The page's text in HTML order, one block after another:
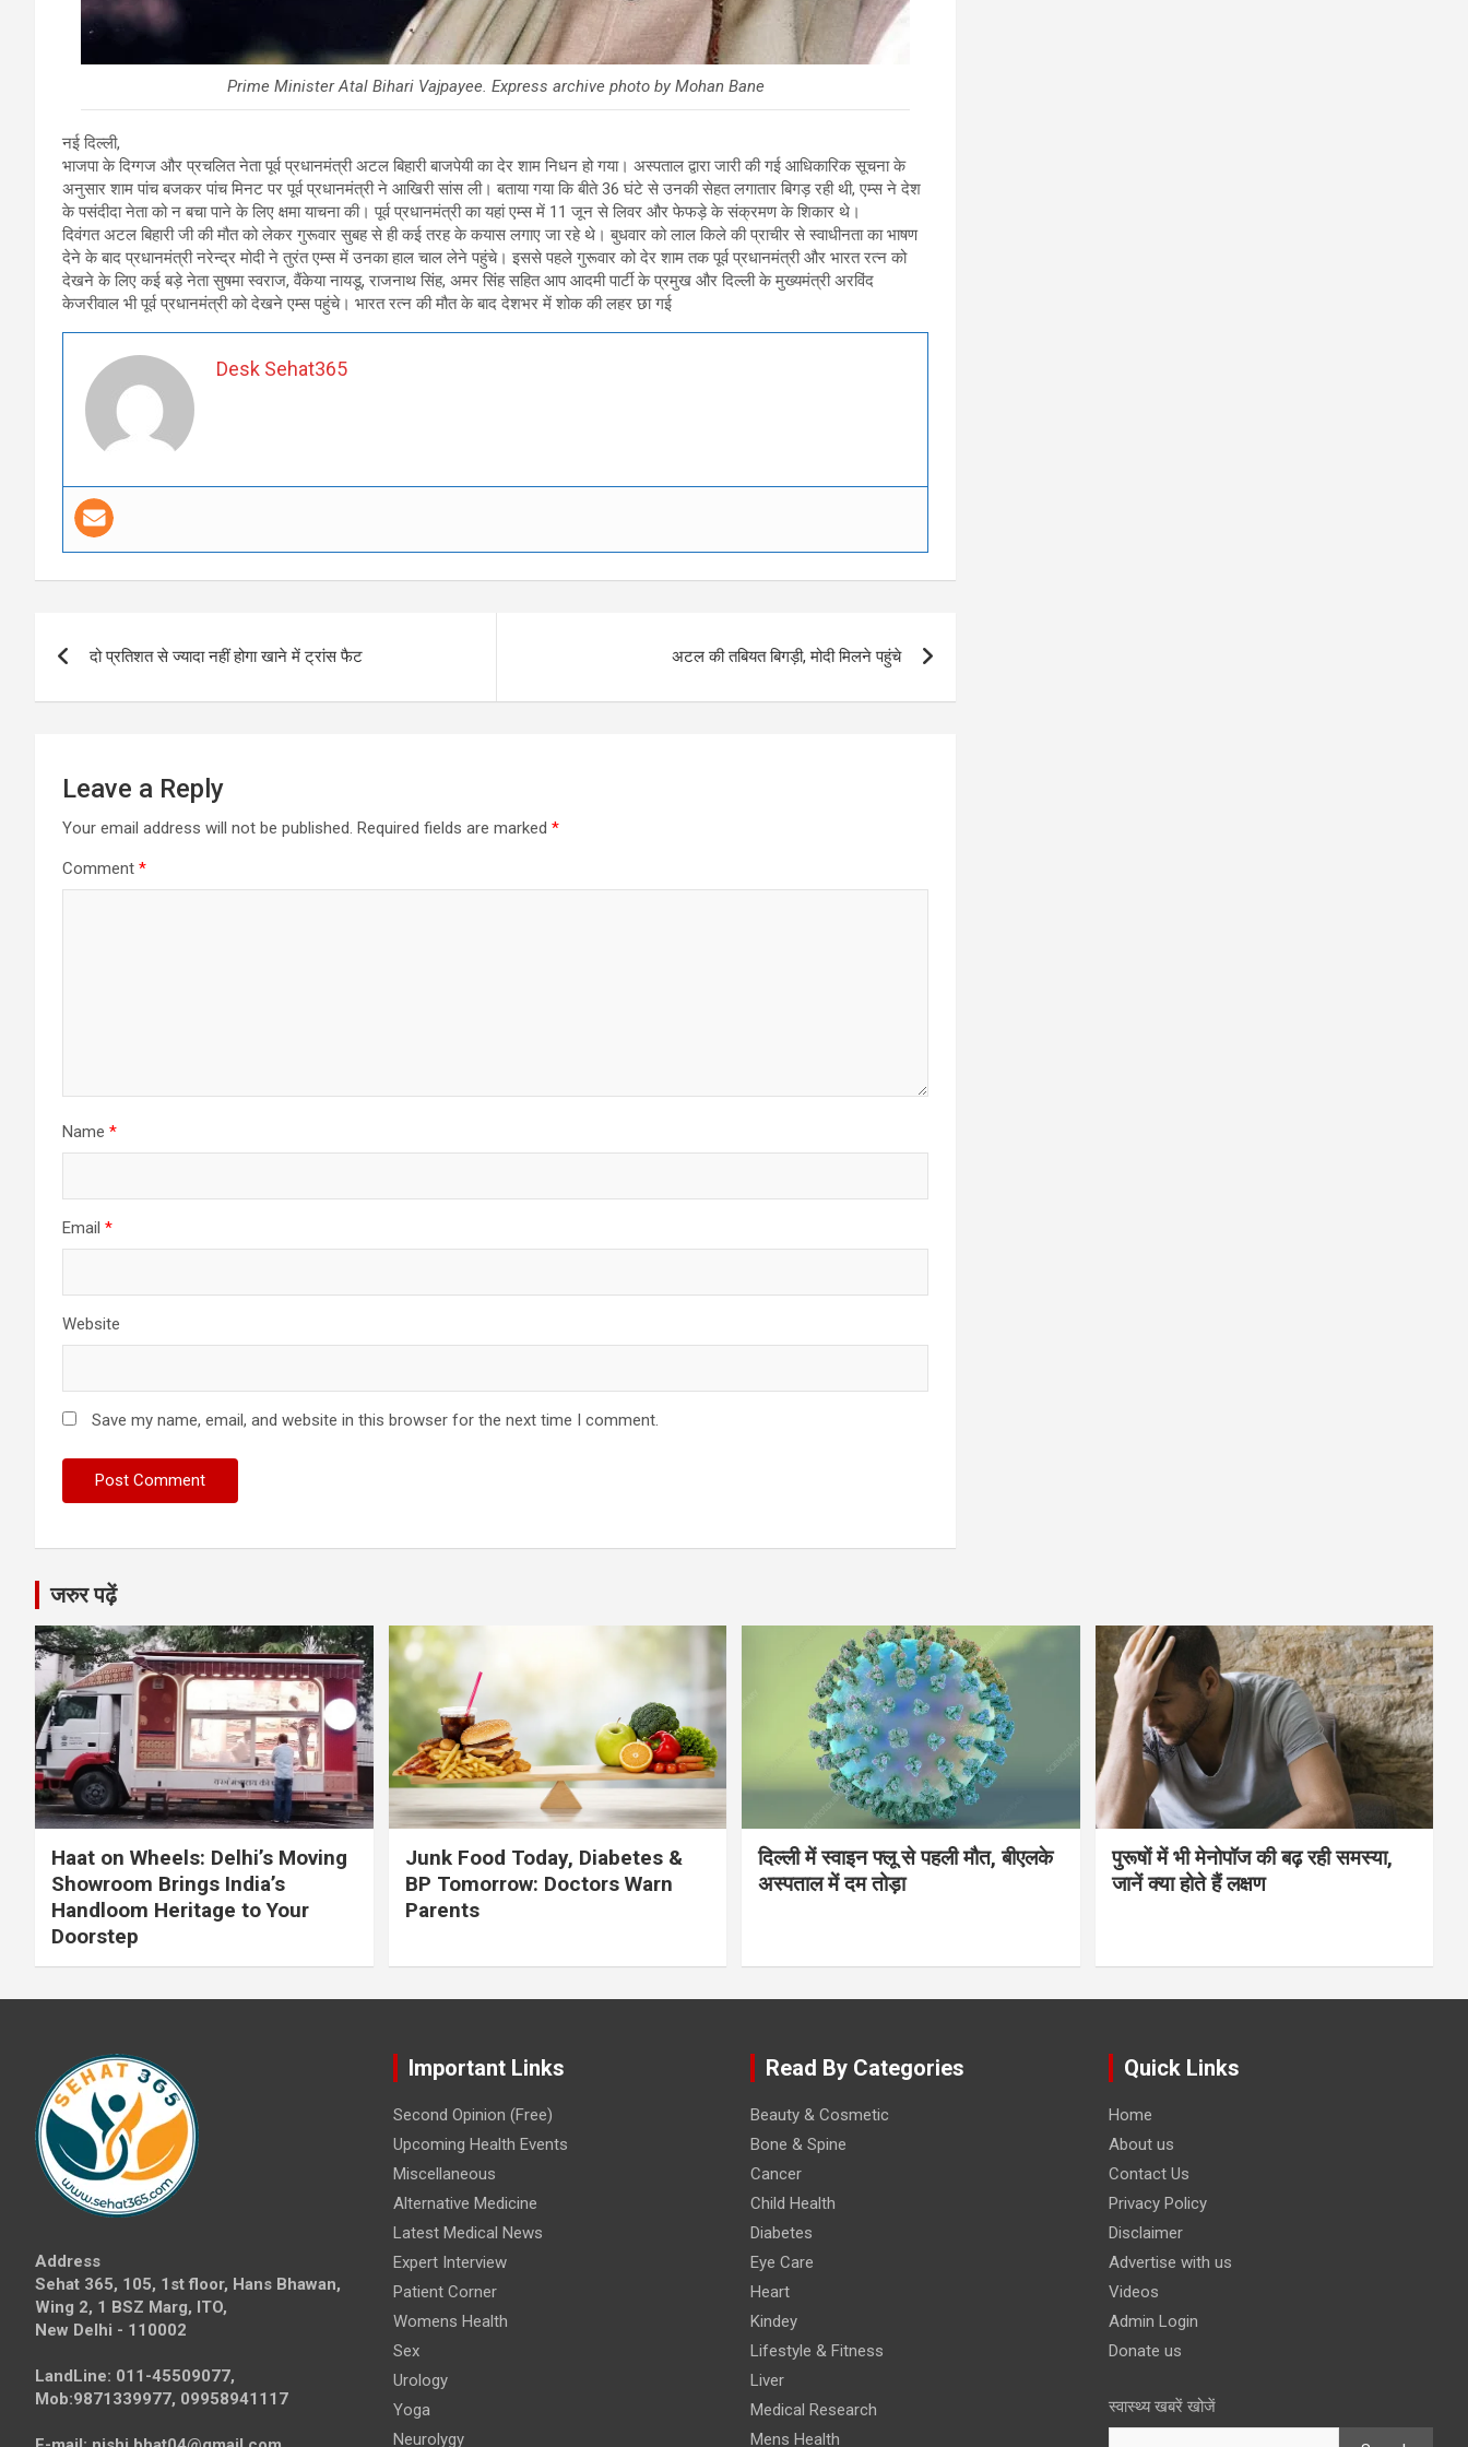
Prime Minister Atal Bihari Vajpayee. Express archive photo by Mohan Bane
नई दिल्ली,
भाजपा के दिग्गज और प्रचलित नेता पूर्व प्रधानमंत्री अटल बिहारी बाजपेयी का देर शाम निधन हो गया। अस्पताल द्वारा जारी की गई आधिकारिक सूचना के
अनुसार शाम पांच बजकर पांच मिनट पर पूर्व प्रधानमंत्री ने आखिरी सांस ली। बताया गया कि बीते 36 घंटे से उनकी सेहत लगातार बिगड़ रही थी, एम्स ने देश
के पसंदीदा नेता को न बचा पाने के लिए क्षमा याचना की। पूर्व प्रधानमंत्री का यहां एम्स में 11 जून से लिवर और फेफड़े के संक्रमण के शिकार थे।
दिवंगत अटल बिहारी जी की मौत को लेकर गुरूवार सुबह से ही कई तरह के कयास लगाए जा रहे थे। बुधवार को लाल किले की प्राचीर से स्वाधीनता का भाषण
देने के बाद प्रधानमंत्री नरेन्द्र मोदी ने तुरंत एम्स में उनका हाल चाल लेने पहुंचे। इससे पहले गुरूवार को देर शाम तक पूर्व प्रधानमंत्री और भारत रत्न को
देखने के लिए कई बड़े नेता सुषमा स्वराज, वैंकेया नायडू, राजनाथ सिंह, अमर सिंह सहित आप आदमी पार्टी के प्रमुख और दिल्ली के मुख्यमंत्री अरविंद
केजरीवाल भी पूर्व प्रधानमंत्री को देखने एम्स पहुंचे। भारत रत्न की मौत के बाद देशभर में शोक की लहर छा गई
Desk Sehat365
navigation
दो प्रतिशत से ज्यादा नहीं होगा खाने में ट्रांस फैट अटल की तबियत बिगड़ी, मोदी मिलने पहुंचे
Leave a Reply
Your email address will not be published. Required fields are marked *
Comment *
Name *
Email *
Website
Save my name, email, and website in this browser for the next time I comment.
जरुर पढ़ें
Haat on Wheels: Delhi’s Moving
Showroom Brings India’s
Handloom Heritage to Your
Doorstep
Junk Food Today, Diabetes &
BP Tomorrow: Doctors Warn
Parents
दिल्ली में स्वाइन फ्लू से पहली मौत, बीएलके
अस्पताल में दम तोड़ा
पुरूषों में भी मेनोपॉज की बढ़ रही समस्या,
जानें क्या होते हैं लक्षण
Address
Sehat 365, 105, 1st floor, Hans Bhawan,
Wing 2, 1 BSZ Marg, ITO,
New Delhi - 110002
LandLine: 011-45509077,
Mob:9871339977, 09958941117
Important Links
Second Opinion (Free)
Upcoming Health Events
Miscellaneous
Alternative Medicine
Latest Medical News
Expert Interview
Patient Corner
Womens Health
Sex
Urology
Yoga
Neurolygy
Read By Categories
Beauty & Cosmetic
Bone & Spine
Cancer
Child Health
Diabetes
Eye Care
Heart
Kindey
Lifestyle & Fitness
Liver
Medical Research
Mens Health
Quick Links
Home
About us
Contact Us
Privacy Policy
Disclaimer
Advertise with us
Videos
Admin Login
Donate us
स्वास्थ्य खबरें खोजें